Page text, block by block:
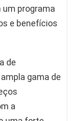
um programa
e benefícios
de
gama de
a